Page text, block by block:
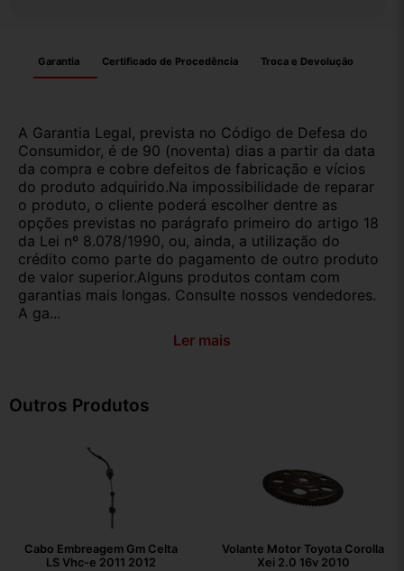
Garantia Certificado de Procedência Troca e Devolução
A Garantia Legal, prevista no Código de Defesa do
Consumidor, é de 90 (noventa) dias a partir da data
da compra e cobre defeitos de fabricação e vícios
do produto adquirido.Na impossibilidade de reparar
o produto, o cliente poderá escolher dentre as
opções previstas no parágrafo primeiro do artigo 18
da Lei nº 8.078/1990, ou, ainda, a utilização do
crédito como parte do pagamento de outro produto
de valor superior.Alguns produtos contam com
garantias mais longas. Consulte nossos vendedores.
A ga...
Ler mais
Outros Produtos
Cabo Embreagem Gm Celta
LS Vhc-e 2011 2012
Volante Motor Toyota Corolla
Xei 2.0 16v 2010